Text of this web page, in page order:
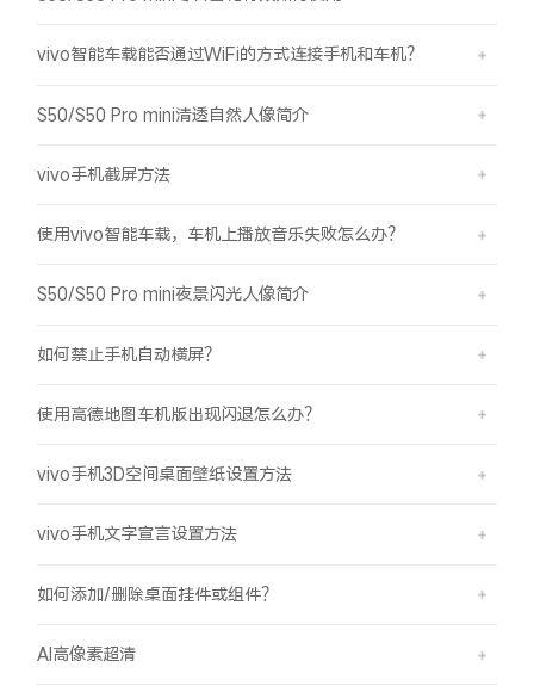
vivo智能车载能否通过WiFi的方式连接手机和车机？
S50/S50 Pro mini清透自然人像简介
vivo手机截屏方法
使用vivo智能车载，车机上播放音乐失败怎么办？
S50/S50 Pro mini夜景闪光人像简介
如何禁止手机自动横屏？
使用高德地图车机版出现闪退怎么办？
vivo手机3D空间桌面壁纸设置方法
vivo手机文字宣言设置方法
如何添加/删除桌面挂件或组件？
AI高像素超清